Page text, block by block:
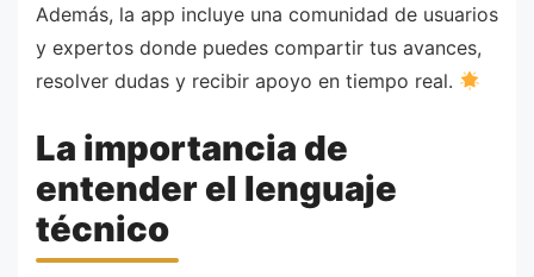
Además, la app incluye una comunidad de usuarios
y expertos donde puedes compartir tus avances,
resolver dudas y recibir apoyo en tiempo real.
La importancia de
entender el lenguaje
técnico